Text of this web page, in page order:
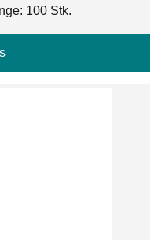
100 Stk.